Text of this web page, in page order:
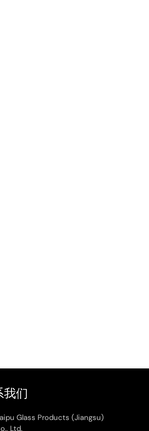
们
Glass Products (Jiangsu)
Ltd.